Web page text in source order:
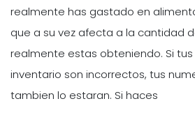
realmente has gastado en
que a su vez afecta a la cantidad
realmente estas obteniendo. Si
inventario son incorrectos, tus
tambien lo estaran. Si haces